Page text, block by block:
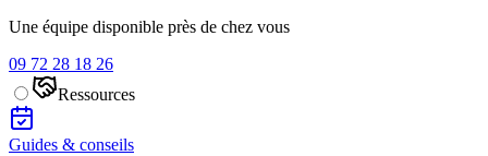
Une équipe disponible près de chez vous
09 72 28 18 26
Ressources
Guides & conseils